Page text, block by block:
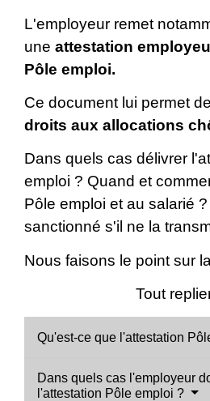
L'employeur remet
une attestation
Pôle emploi.
Ce document lui permet de
droits aux allocations
Dans quels cas délivrer
emploi ? Quand et
Pôle emploi et au salarié
sanctionné s'il ne la
Nous faisons le point sur
Tout
Qu'est-ce que l'attestation
Dans quels cas l'employeur
l'attestation Pôle emploi ?